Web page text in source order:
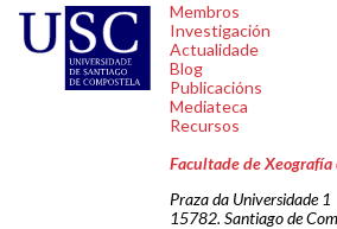
Membros
Investigación
Actualidade
Blog
Publicacións
Mediateca
Recursos
Facultade de
Praza da Universidade 1
15782. Santiago de